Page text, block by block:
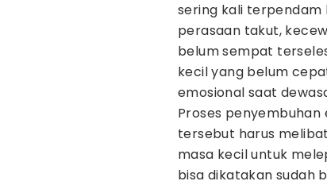
sering kali terpendam
perasaan takut,
belum sempat
kecil yang belum
emosional saat
Proses penyembuhan
tersebut harus
masa kecil untuk
bisa dikatakan sudah